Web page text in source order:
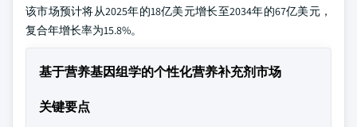
该市场预计将从2025年的18亿美元增长至2034年的67亿美元，
复合年增长率为15.8%。
基于营养基因组学的个性化营养补充剂市场
关键要点